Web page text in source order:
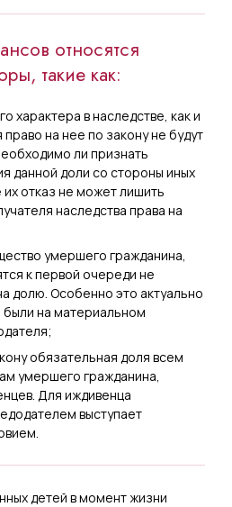
относятся
такие как:
характера в наследстве, как и
на нее по закону не будут
ли признать
данной доли со стороны иных
отказ не может лишить
наследства права на
умершего гражданина,
к первой очереди не
долю. Особенно это актуально
были на материальном
обязательная доля всем
умершего гражданина,
Для иждивенца
выступает
детей в момент жизни